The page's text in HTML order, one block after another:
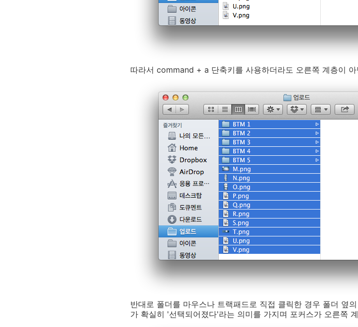
따라서 command + a 단축키를 사용하더라도 오른쪽 계층이
반대로 폴더를 마우스나 트랙패드로 직접 클릭한 경우 폴더 옆
가 확실히 '선택되어졌다'라는 의미를 가지며 포커스가 오른쪽